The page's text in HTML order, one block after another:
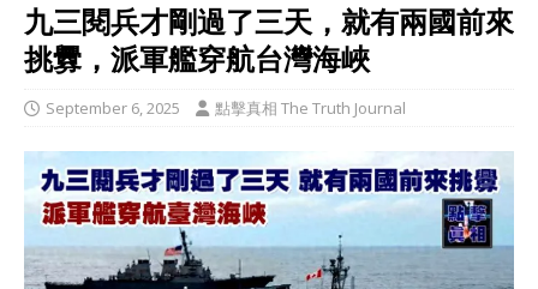
九三閱兵才剛過了三天，就有兩國前來
挑釁，派軍艦穿航台灣海峽
September 6, 2025 點擊真相 The Truth Journal